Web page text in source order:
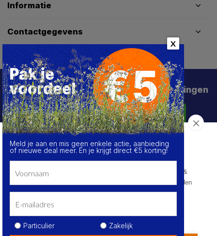
Informatie
Contactgegevens
Schrijf je in voor de beste deals en kortingen
Abonneer
Privacy Policy Algemene voorwaarden Sitemap
Over de cookies op deze website
We maken gebruik van cookies om gegevens m.b.t. de
prestaties en het gebruik van deze website te verzamelen &
analyseren, om sociale netwerkfunctionaliteiten aan te bieden
en onze content & advertenties te verbeteren en
personaliseren.
Kom meer te weten
X
Meld je aan en mis geen enkele actie, aanbieding
of nieuwe deal meer. Én je krijgt direct €5 korting!
Particulier Zakelijk